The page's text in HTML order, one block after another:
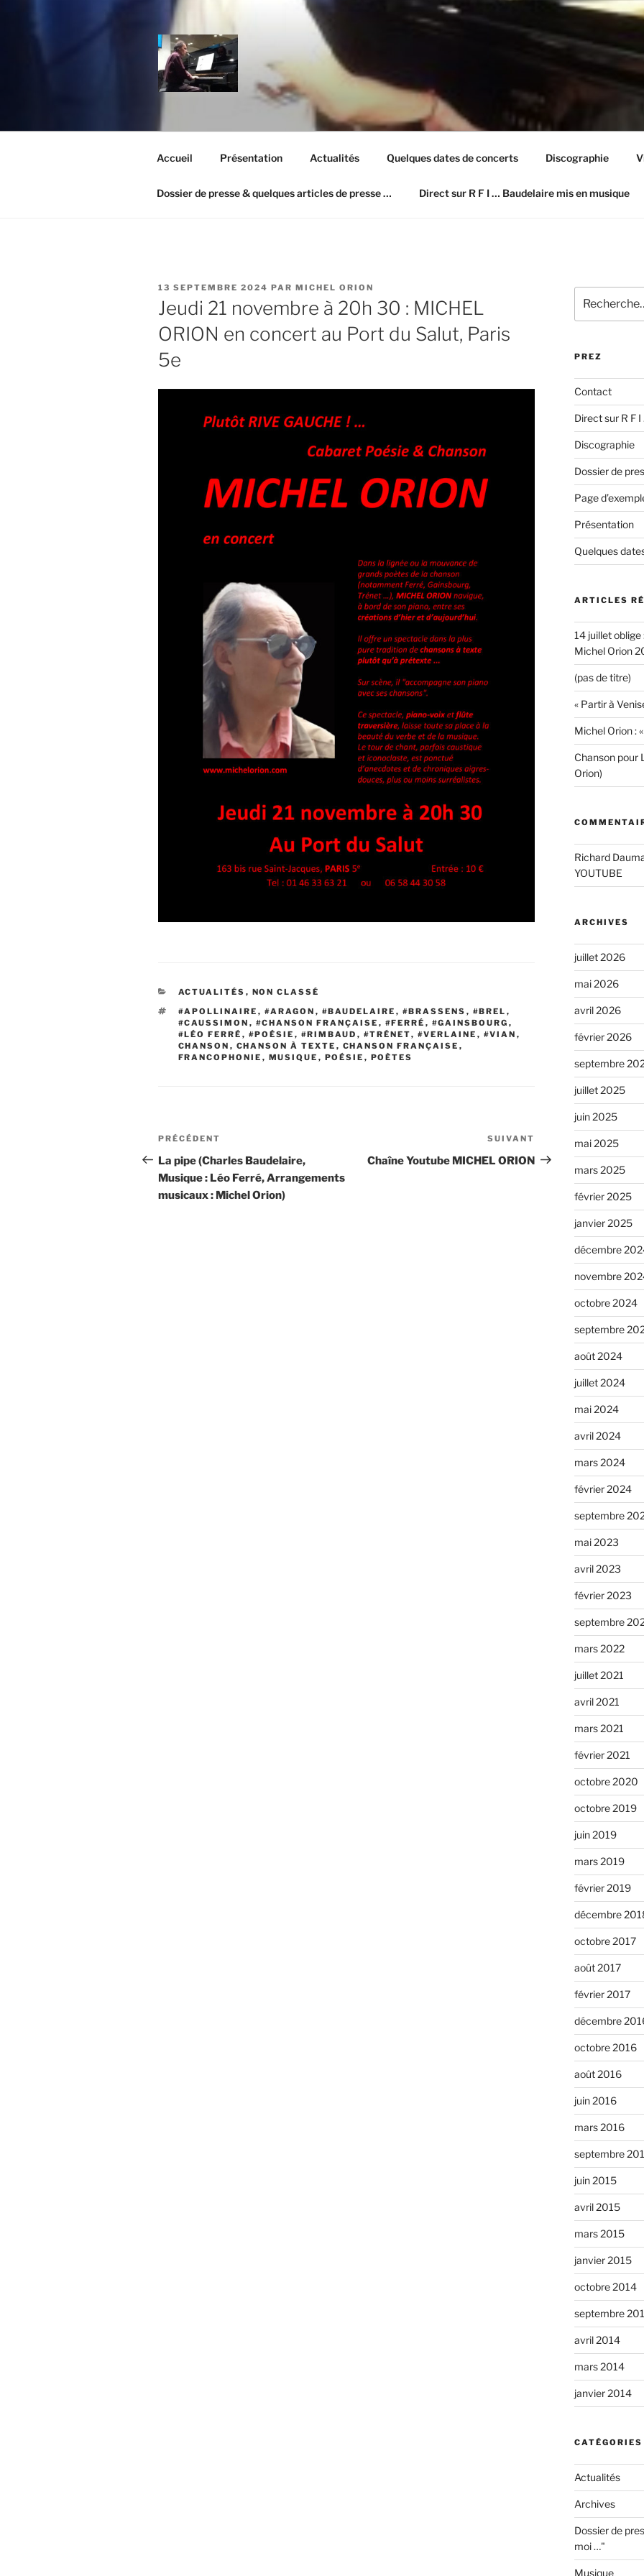
MICHEL ORION SITE OFFICIEL
Un site utilisant WordPress
Accueil Présentation Actualités Quelques dates de concerts Discographie
Dossier de presse & quelques articles de presse … Direct sur R F I … Baudelaire mis en musique
PUBLIÉ
LE
13 SEPTEMBRE 2024 PAR MICHEL ORION
Jeudi 21 novembre à 20h 30 : MICHEL
ORION en concert au Port du Salut, Paris
5e
CATÉGORIES
ACTUALITÉS , NON CLASSÉ
ÉTIQUETTES
#APOLLINAIRE , #ARAGON , #BAUDELAIRE , #BRASSENS , #BREL ,
#CAUSSIMON , #CHANSON FRANÇAISE , #FERRÉ , #GAINSBOURG ,
#LÉO FERRÉ , #POÉSIE , #RIMBAUD , #TRÉNET, #VERLAINE , #VIAN ,
CHANSON , CHANSON À TEXTE , CHANSON FRANÇAISE ,
FRANCOPHONIE , MUSIQUE , POÉSIE , POÈTES
Navigation
de
l’article
Article
précédent
PRÉCÉDENT
La pipe (Charles Baudelaire,
Musique : Léo Ferré, Arrangements
musicaux : Michel Orion)
suivant
SUIVANT
Chaîne Youtube MICHEL ORION
pour
:
PREZ
Contact
Direct sur R F
Discographie
Dossier de
Page
Présentation
Quelques
ARTICLES
14 juillet oblige
Michel Orion
(pas de titre)
« Partir à
Michel Orion :
Chanson pour
Orion)
Richard
YOUTUBE
ARCHIVES
juillet 2026
mai 2026
avril 2026
février 2026
septembre
juillet 2025
juin 2025
mai 2025
mars 2025
février 2025
janvier 2025
décembre
novembre
octobre 2024
septembre
août 2024
juillet 2024
mai 2024
avril 2024
mars 2024
février 2024
septembre
mai 2023
avril 2023
février 2023
septembre
mars 2022
juillet 2021
avril 2021
mars 2021
février 2021
octobre 2020
octobre 2019
juin 2019
mars 2019
février 2019
décembre
octobre 2017
août 2017
février 2017
décembre
octobre 2016
août 2016
juin 2016
mars 2016
septembre
juin 2015
avril 2015
mars 2015
janvier 2015
octobre 2014
septembre
avril 2014
mars 2014
janvier 2014
CATÉGORIES
Actualités
Archives
Dossier de
moi …"
Musique